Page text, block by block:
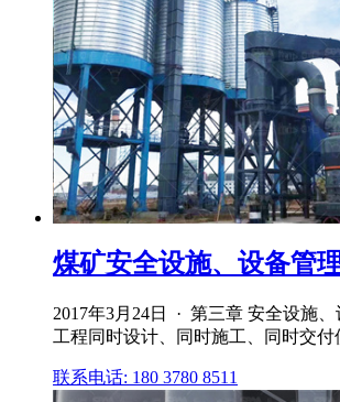
煤矿安全设施、设备管
2017年3月24日 · 第三章 安全设施
工程同时设计、同时施工、同时交
联系电话: 180 3780 8511